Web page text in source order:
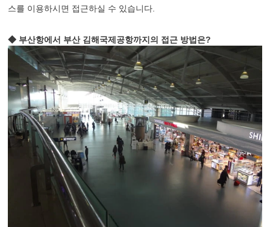
스를 이용하시면 접근하실 수 있습니다.
◆ 부산항에서 부산 김해국제공항까지의 접근 방법은?